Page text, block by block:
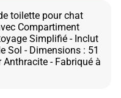
toilette pour chat
Compartiment
Simplifié - Inclut
Sol - Dimensions : 51
- Fabriqué à